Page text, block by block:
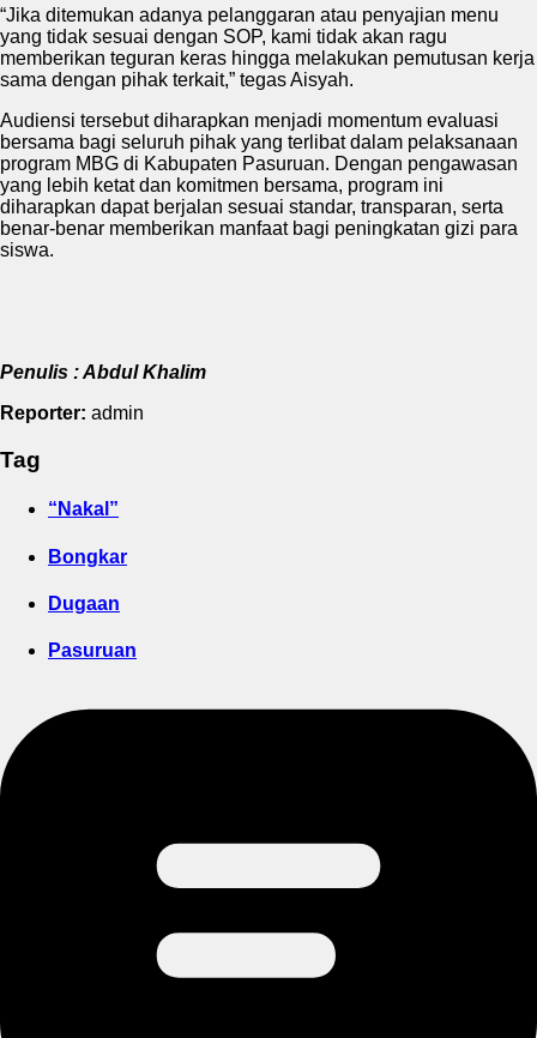
“Jika ditemukan adanya pelanggaran atau penyajian menu
yang tidak sesuai dengan SOP, kami tidak akan ragu
memberikan teguran keras hingga melakukan pemutusan kerja
sama dengan pihak terkait,” tegas Aisyah.
Audiensi tersebut diharapkan menjadi momentum evaluasi
bersama bagi seluruh pihak yang terlibat dalam pelaksanaan
program MBG di Kabupaten Pasuruan. Dengan pengawasan
yang lebih ketat dan komitmen bersama, program ini
diharapkan dapat berjalan sesuai standar, transparan, serta
benar-benar memberikan manfaat bagi peningkatan gizi para
siswa.
Penulis : Abdul Khalim
Reporter: admin
Tag
“Nakal”
Bongkar
Dugaan
Pasuruan